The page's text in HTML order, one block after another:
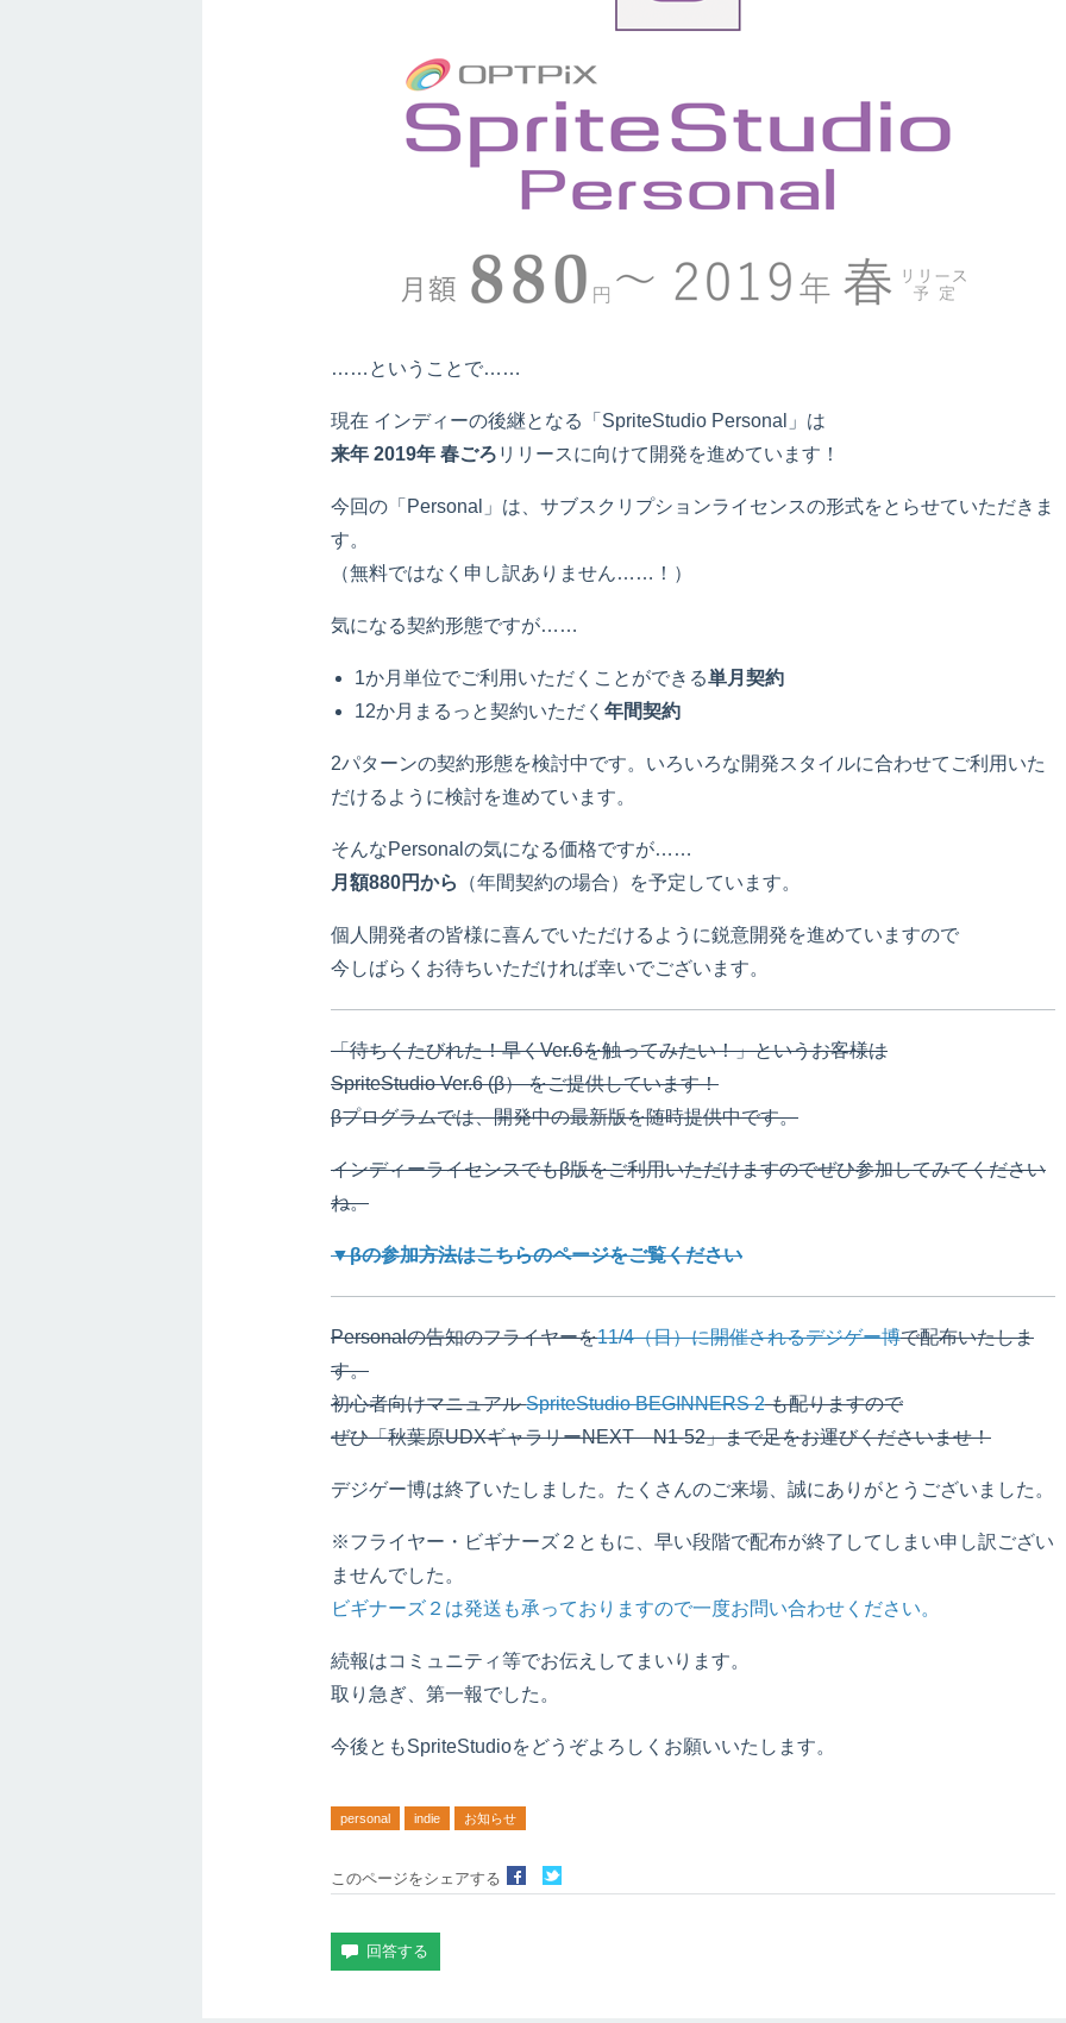
……ということで……
現在 インディーの後継となる「SpriteStudio Personal」は
来年 2019年 春ごろ リリースに向けて開発を進めています！
今回の「Personal」は、サブスクリプションライセンスの形式をとらせていただきま
す。
（無料ではなく申し訳ありません……！）
気になる契約形態ですが……
1か月単位でご利用いただくことができる単月契約
12か月まるっと契約いただく 年間契約
2パターンの契約形態を検討中です。いろいろな開発スタイルに合わせてご利用いた
だけるように検討を進めています。
そんなPersonalの気になる価格ですが……
月額880円から
（年間契約の場合）を予定しています。
個人開発者の皆様に喜んでいただけるように鋭意開発を進めていますので
今しばらくお待ちいただければ幸いでございます。
「待ちくたびれた！早くVer.6を触ってみたい！」というお客様は
SpriteStudio Ver.6 (β） をご提供しています！
βプログラムでは、開発中の最新版を随時提供中です。
インディーライセンスでもβ版をご利用いただけますのでぜひ参加してみてください
ね。
▼βの参加方法はこちらのページをご覧ください
Personalの告知のフライヤーを11/4（日）に開催されるデジゲー博で配布いたしま
す。
初心者向けマニュアルSpriteStudio BEGINNERS 2も配りますので
ぜひ「秋葉原UDXギャラリーNEXT N1-52」まで足をお運びくださいませ！
デジゲー博は終了いたしました。たくさんのご来場、誠にありがとうございました。
※フライヤー・ビギナーズ２ともに、早い段階で配布が終了してしまい申し訳ござい
ませんでした。
ビギナーズ２は発送も承っておりますので一度お問い合わせください。
続報はコミュニティ等でお伝えしてまいります。
取り急ぎ、第一報でした。
今後ともSpriteStudioをどうぞよろしくお願いいたします。
personal indie お知らせ
このページをシェアする